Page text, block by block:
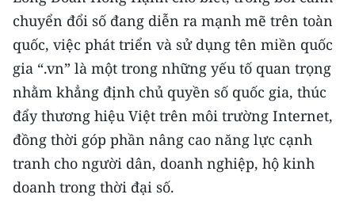
Infographic
TIN MỚI
TIN ĐỊA PHƯƠNG
Trung du và miền núi phía Bắc
Đồng bằng sông Hồng
chuyển đổi số đang diễn ra mạnh mẽ trên toàn
quốc, việc phát triển và sử dụng tên miền quốc
gia “.vn” là một trong những yếu tố quan trọng
nhằm khẳng định chủ quyền số quốc gia, thúc
đẩy thương hiệu Việt trên môi trường Internet,
đồng thời góp phần nâng cao năng lực cạnh
tranh cho người dân, doanh nghiệp, hộ kinh
doanh trong thời đại số.